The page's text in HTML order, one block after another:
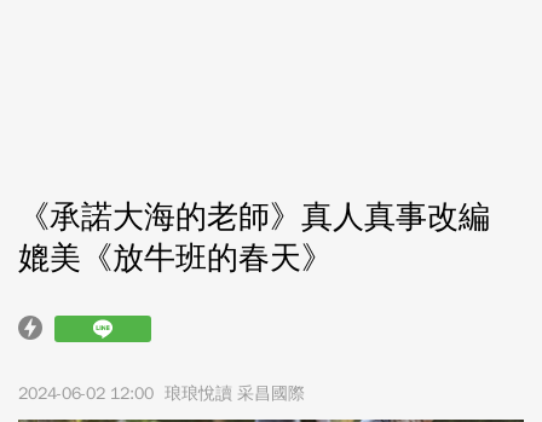
《承諾大海的老師》真人真事改編
媲美《放牛班的春天》
2024-06-02 12:00 琅琅悅讀 采昌國際